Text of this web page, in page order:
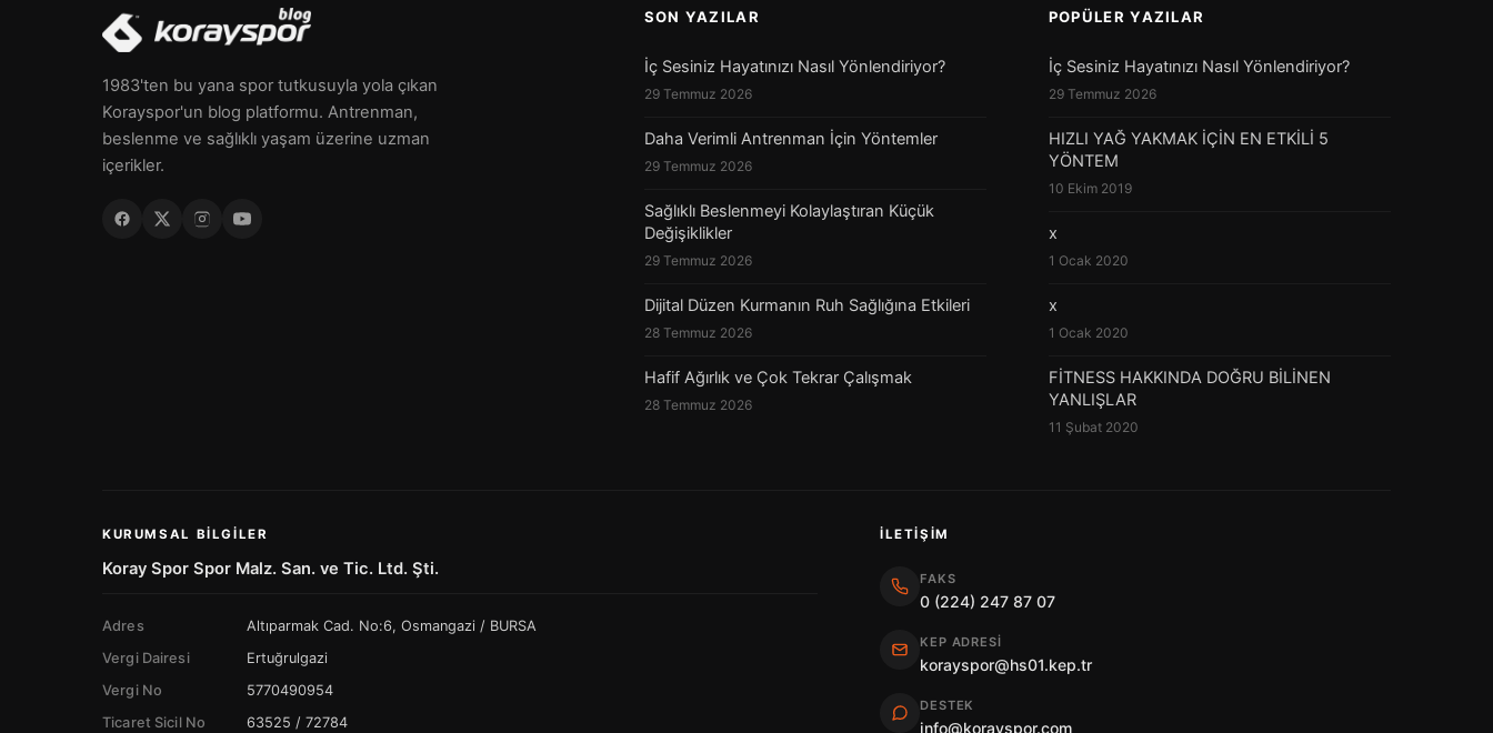
1983'ten bu yana spor tutkusuyla yola çıkan
Korayspor'un blog platformu. Antrenman,
beslenme ve sağlıklı yaşam üzerine uzman
içerikler.
SON YAZILAR
İç Sesiniz Hayatınızı Nasıl Yönlendiriyor?
29 Temmuz 2026
Daha Verimli Antrenman İçin Yöntemler
29 Temmuz 2026
Sağlıklı Beslenmeyi Kolaylaştıran Küçük
Değişiklikler
29 Temmuz 2026
Dijital Düzen Kurmanın Ruh Sağlığına Etkileri
28 Temmuz 2026
Hafif Ağırlık ve Çok Tekrar Çalışmak
28 Temmuz 2026
POPÜLER YAZILAR
İç Sesiniz Hayatınızı Nasıl Yönlendiriyor?
29 Temmuz 2026
HIZLI YAĞ YAKMAK İÇİN EN ETKİLİ 5
YÖNTEM
10 Ekim 2019
x
1 Ocak 2020
x
1 Ocak 2020
FİTNESS HAKKINDA DOĞRU BİLİNEN
YANLIŞLAR
11 Şubat 2020
KURUMSAL BILGILER
Koray Spor Spor Malz. San. ve Tic. Ltd. Şti.
Adres
Altıparmak Cad. No:6, Osmangazi / BURSA
Vergi Dairesi
Ertuğrulgazi
Vergi No
5770490954
Ticaret Sicil No
63525 / 72784
İLETIŞIM
FAKS
0 (224) 247 87 07
KEP ADRESI
korayspor@hs01.kep.tr
DESTEK
info@korayspor.com